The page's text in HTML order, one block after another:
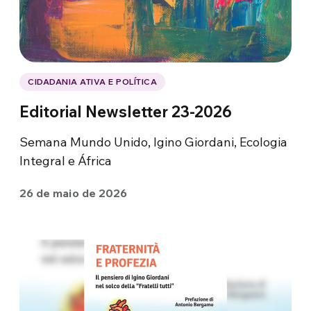
CIDADANIA ATIVA E POLÍTICA
Editorial Newsletter 23-2026
Semana Mundo Unido, Igino Giordani, Ecologia
Integral e África
26 de maio de 2026